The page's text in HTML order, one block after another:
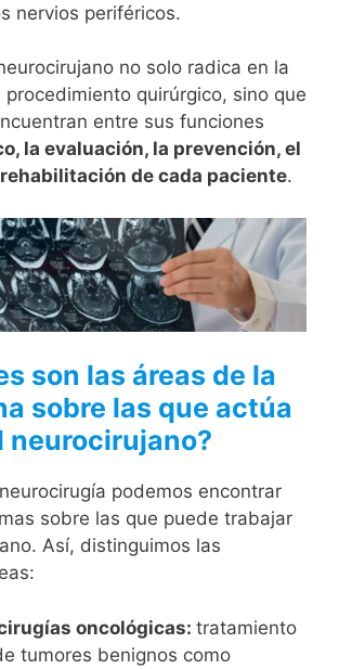
nervios periféricos.
no solo radica en la
procedimiento quirúrgico, sino que
entre sus funciones
la evaluación, la prevención, el
de cada paciente.
son las áreas de la
sobre las que actúa
neurocirujano?
podemos encontrar
sobre las que puede trabajar
Así, distinguimos las
oncológicas: tratamiento
tumores benignos como